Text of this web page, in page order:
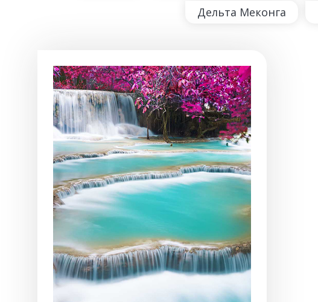
Дельта Меконга